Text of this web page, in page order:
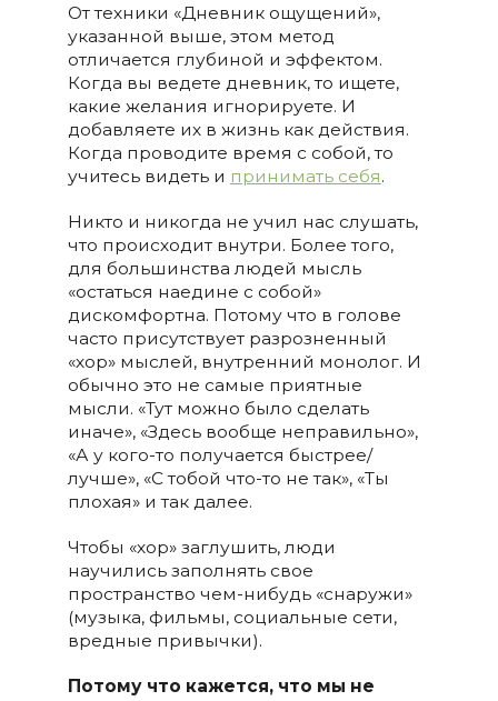
От техники «Дневник ощущений»,
указанной выше, этом метод
отличается глубиной и эффектом.
Когда вы ведете дневник, то ищете,
какие желания игнорируете. И
добавляете их в жизнь как действия.
Когда проводите время с собой, то
учитесь видеть и принимать себя.
Никто и никогда не учил нас слушать,
что происходит внутри. Более того,
для большинства людей мысль
«остаться наедине с собой»
дискомфортна. Потому что в голове
часто присутствует разрозненный
«хор» мыслей, внутренний монолог. И
обычно это не самые приятные
мысли. «Тут можно было сделать
иначе», «Здесь вообще неправильно»,
«А у кого-то получается быстрее/
лучше», «С тобой что-то не так», «Ты
плохая» и так далее.
Чтобы «хор» заглушить, люди
научились заполнять свое
пространство чем-нибудь «снаружи»
(музыка, фильмы, социальные сети,
вредные привычки).
Потому что кажется, что мы не